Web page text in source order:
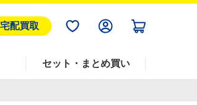
宅配買取
セット・まとめ買い